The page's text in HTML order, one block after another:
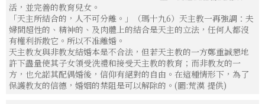
活，並完善的教育兒女。
「天主所結合的，人不可分離。」（瑪十九6）天主教一再強調：夫
婦間超性的、精神的、及肉體上的結合是天主的立法，任何人都沒
有權利拆散它。所以不准離婚。
天主教友與非教友結婚本是不合法，但若天主教的一方鄭重誠懇地
許下盡量使其子女領受洗禮和接受天主教的教育；而非教友的一
方，也允諾其配偶婚後，信仰有絕對的自由。在這種情形下，為了
保護教友的信德，婚姻的禁阻是可以解除的。(圖:荒漠 提供)